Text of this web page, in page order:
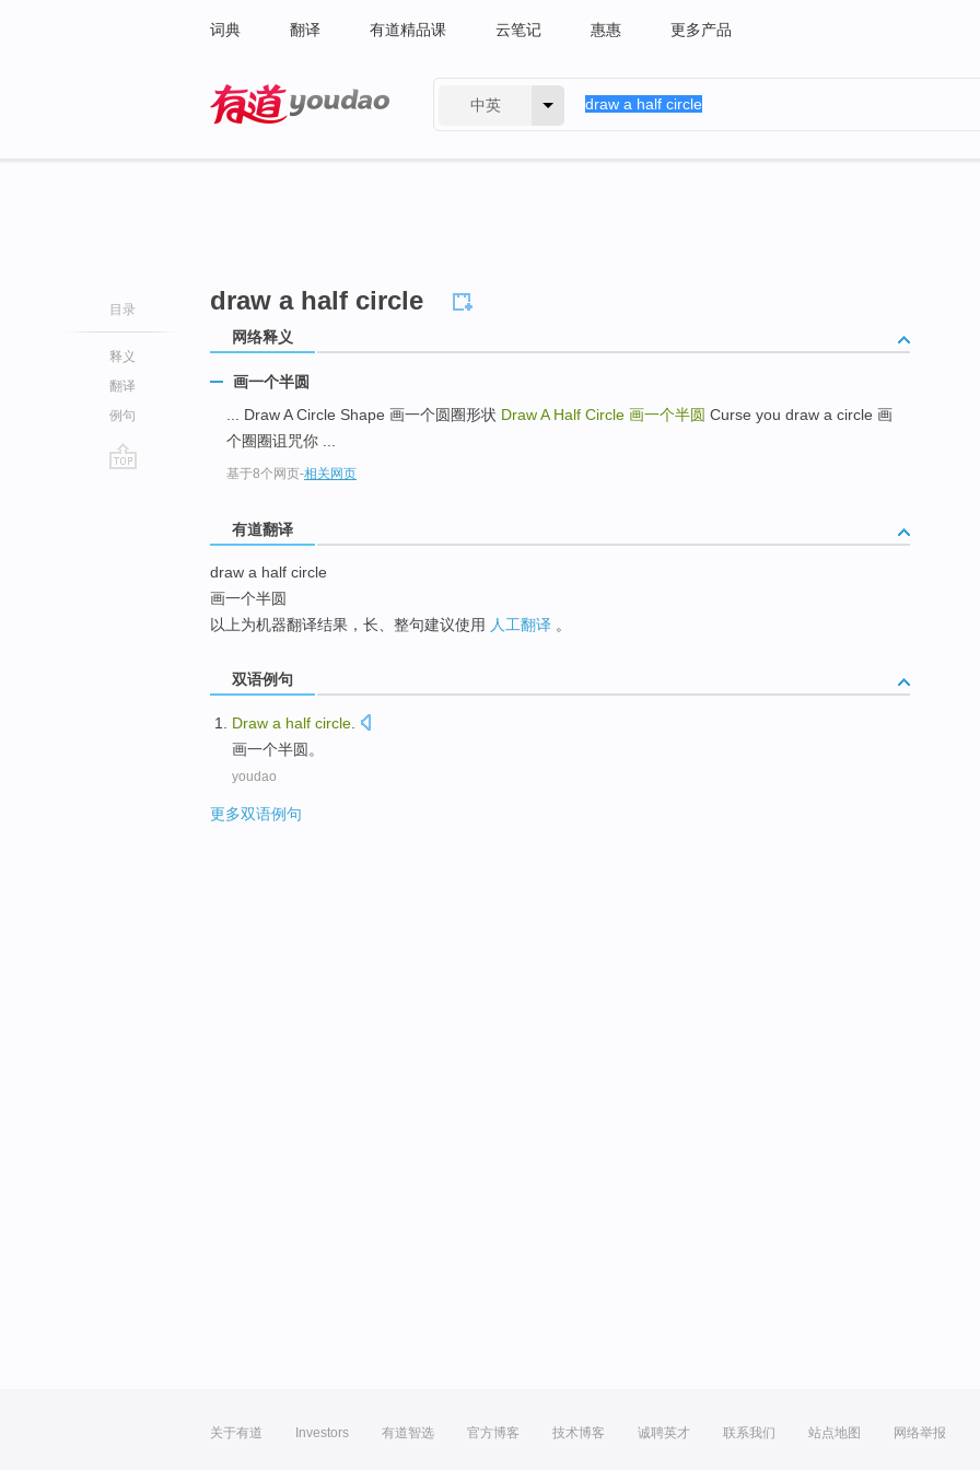
词典 翻译 有道精品课 云笔记 惠惠 更多产品
中英
目录
释义
翻译
例句
draw a half circle
网络释义
画一个半圆
... Draw A Circle Shape 画一个圆圈形状 Draw A Half Circle 画一个半圆 Curse you draw a circle 画
个圈圈诅咒你 ...
基于8个网页-相关网页
有道翻译
draw a half circle
画一个半圆
以上为机器翻译结果，长、整句建议使用 人工翻译 。
双语例句
Draw a half circle
画一个半圆 。
youdao
更多双语例句
关于有道 Investors 有道智选 官方博客 技术博客 诚聘英才 联系我们 站点地图 网络举报